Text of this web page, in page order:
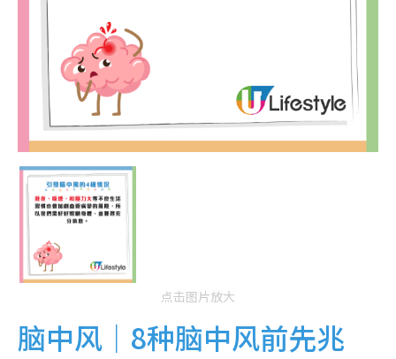
点击图片放大
脑中风｜8种脑中风前先兆